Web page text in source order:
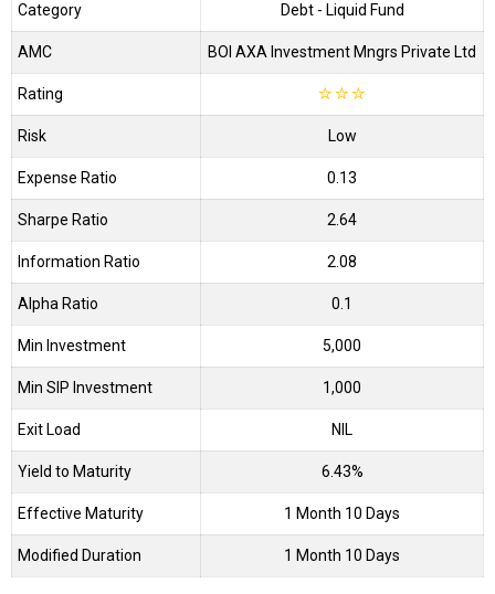
Category Debt - Liquid Fund
AMC BOI AXA Investment Mngrs Private Ltd
Rating ☆☆☆
Risk Low
Expense Ratio 0.13
Sharpe Ratio 2.64
Information Ratio 2.08
Alpha Ratio 0.1
Min Investment 5,000
Min SIP Investment 1,000
Exit Load NIL
Yield to Maturity 6.43%
Effective Maturity 1 Month 10 Days
Modified Duration 1 Month 10 Days